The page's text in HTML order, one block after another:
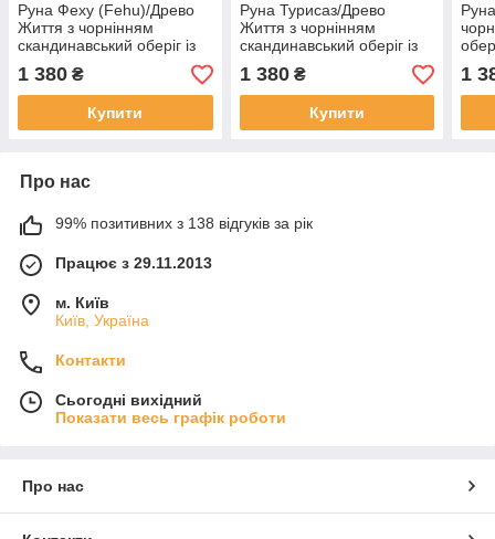
Руна Феху (Fehu)/Древо
Життя з чорнінням
скандинавський оберіг із
срібла 925 проби
1 380 ₴
Купити
Руна Турисаз/Древо
Життя з чорнінням
скандинавський оберіг із
срібла 925 проби
1 380₴
Купити
1
Про нас
99% позитивних з 138 відгуків за рік
Працює з 29.11.2013
м. Київ
Київ, Україна
Контакти
Сьогодні вихідний
Показати весь графік роботи
Про нас